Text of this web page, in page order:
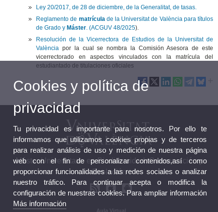
Ley 20/2017, de 28 de diciembre, de la Generalitat, de tasas.
Reglamento de matrículade la Universitat de València para títulos
de Grado y Máster. (ACGUV 48/2025).
Resolución de la Vicerrectora de Estudios de la Universitat de
València por la cual se nombra la Comisión Asesora de este
vicerrectorado en aspectos vinculados con la matrícula del
estudiantado de titulaciones oficiales
Máster Universitario en Biodiversidad: Conservación y
Evolución
Aula Virtual
Cookies y política de
privacidad
Tu privacidad es importante para nosotros. Por ello te
informamos que utilizamos cookies propias y de terceros
para realizar análisis de uso y medición de nuestra página
web con el fin de personalizar contenidos,así como
proporcionar funcionalidades a las redes sociales o analizar
nuestro tráfico. Para continuar acepta o modifica la
configuración de nuestras cookies. Para ampliar información
Más información